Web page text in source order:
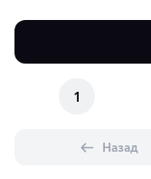
1
Назад